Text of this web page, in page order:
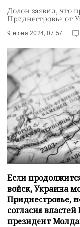
Додон заявил, что
Приднестровье от
9 июня 2024, 07:57
Если
войск, Украина
Приднестровье,
согласия
президент